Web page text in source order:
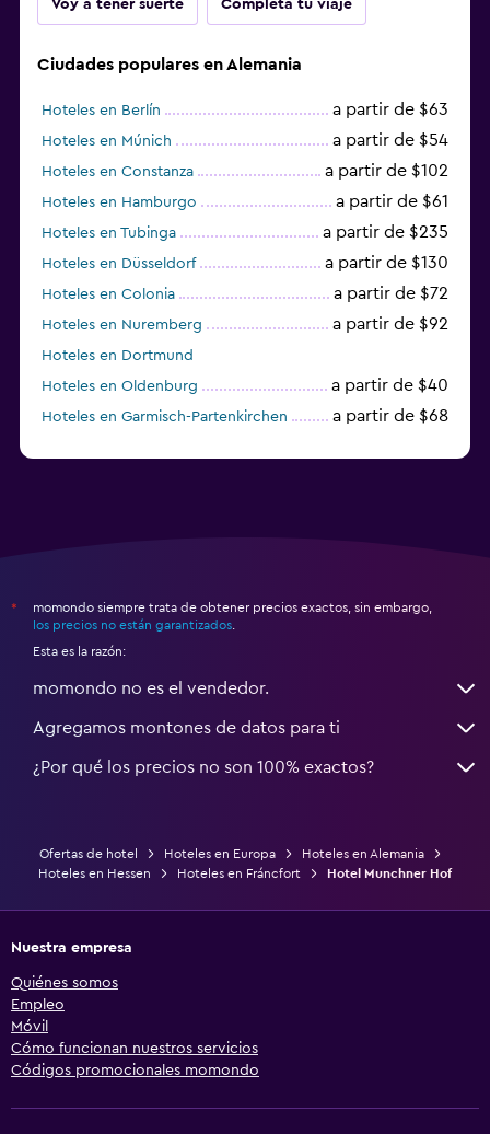
Voy a tener suerte Completa tu viaje
Ciudades populares en Alemania
Hoteles en Berlín a partir de $63
Hoteles en Múnich a partir de $54
Hoteles en Constanza a partir de $102
Hoteles en Hamburgo a partir de $61
Hoteles en Tubinga a partir de $235
Hoteles en Düsseldorf a partir de $130
Hoteles en Colonia a partir de $72
Hoteles en Nuremberg a partir de $92
Hoteles en Dortmund
Hoteles en Oldenburg
a partir de $40
Hoteles en Garmisch-Partenkirchen a partir de $68
*
momondo siempre trata de obtener precios exactos, sin embargo,
los precios no están garantizados
Esta es la razón:
momondo no es el vendedor.
Agregamos montones de datos para ti
¿Por qué los precios no son 100% exactos?
Ofertas de hotel Hoteles en Europa
Hoteles en Alemania
Hoteles en Hessen
Hoteles en Fráncfort Hotel Munchner Hof
Nuestra empresa
Quiénes somos
Empleo
Móvil
Cómo funcionan nuestros servicios
Códigos promocionales momondo